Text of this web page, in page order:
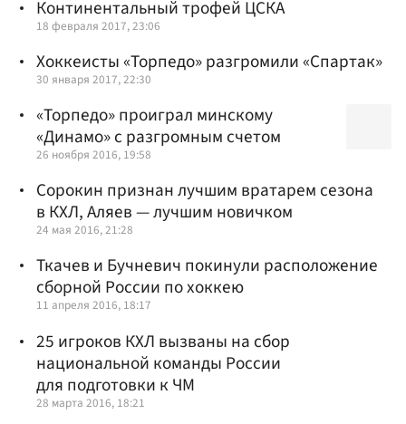
Континентальный трофей ЦСКА
18 февраля 2017, 23:06
Хоккеисты «Торпедо» разгромили «Спартак»
30 января 2017, 22:30
«Торпедо» проиграл минскому
«Динамо» с разгромным счетом
26 ноября 2016, 19:58
Сорокин признан лучшим вратарем сезона
в КХЛ, Аляев — лучшим новичком
24 мая 2016, 21:28
Ткачев и Бучневич покинули расположение
сборной России по хоккею
11 апреля 2016, 18:17
25 игроков КХЛ вызваны на сбор
национальной команды России
для подготовки к ЧМ
28 марта 2016, 18:21